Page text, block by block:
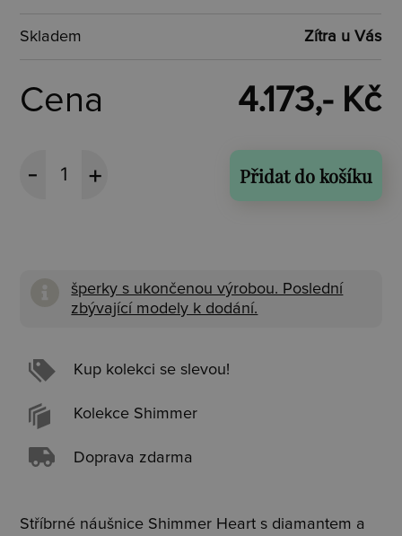
Skladem Zítra u Vás
Cena 4.173,- Kč
Přidat do košíku
šperky s ukončenou výrobou. Poslední
zbývající modely k dodání.
Kup kolekci se slevou!
Kolekce Shimmer
Doprava zdarma
Stříbrné náušnice Shimmer Heart s diamantem a